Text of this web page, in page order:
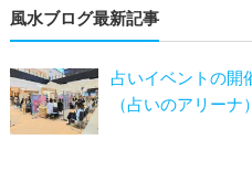
風水ブログ最新記事
占いイベントの開
（占いのアリーナ）